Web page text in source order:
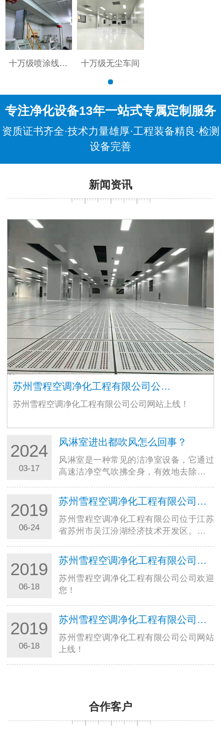
十万级喷涂线净化无尘车间 十万级无尘车间
专注净化设备13年一站式专属定制服务
资质证书齐全·技术力量雄厚·工程装备精良·检测
设备完善
新闻资讯
苏州雪程空调净化工程有限公司公…
苏州雪程空调净化工程有限公司公司网站上线！
2024
03-17
风淋室进出都吹风怎么回事？
风淋室是一种常见的洁净室设备，它通过
高速洁净空气吹拂全身，有效地去除人员
求。在正常情况下，风淋室只对进入洁净
室的人员或物品进行吹风清洁…
2019
06-24
苏州雪程空调净化工程有限公司介绍
苏州雪程空调净化工程有限公司位于江苏
省苏州市吴江汾湖经济技术开发区。距上
道，西临苏嘉杭高速公路(黎里出口处)，
交通运输十分方便。 &nbs…
2019
06-18
苏州雪程空调净化工程有限公司公司欢迎您！
苏州雪程空调净化工程有限公司公司欢迎
您！
2019
06-18
苏州雪程空调净化工程有限公司公司网站上线！
苏州雪程空调净化工程有限公司公司网站
上线！
合作客户